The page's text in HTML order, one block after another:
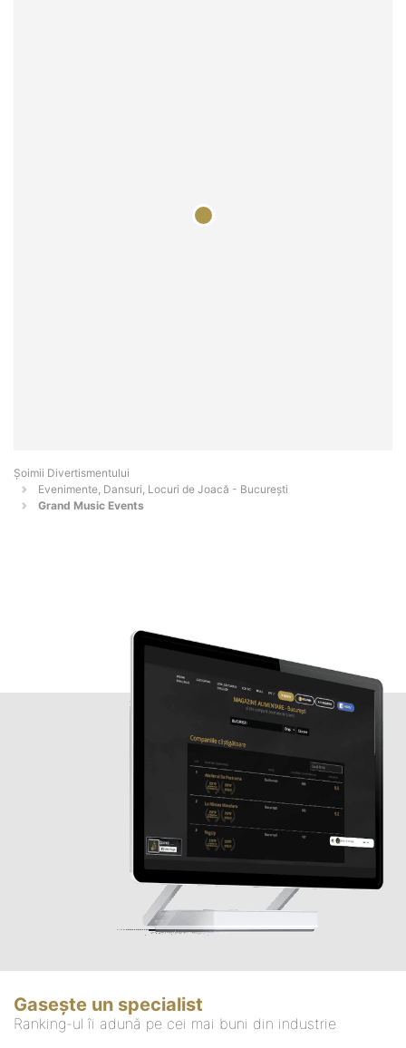
Şoimii Divertismentului
Evenimente, Dansuri, Locuri de Joacă - Bucureşti
Grand Music Events
Gasește un specialist
Ranking-ul îi adună pe cei mai buni din industrie